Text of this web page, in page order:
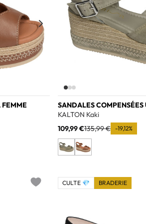
FEMME
SANDALES COMPENSÉES
KALTON Kaki
109,99 €135,99 € -19,12%
CULTE 💎 BRADERIE